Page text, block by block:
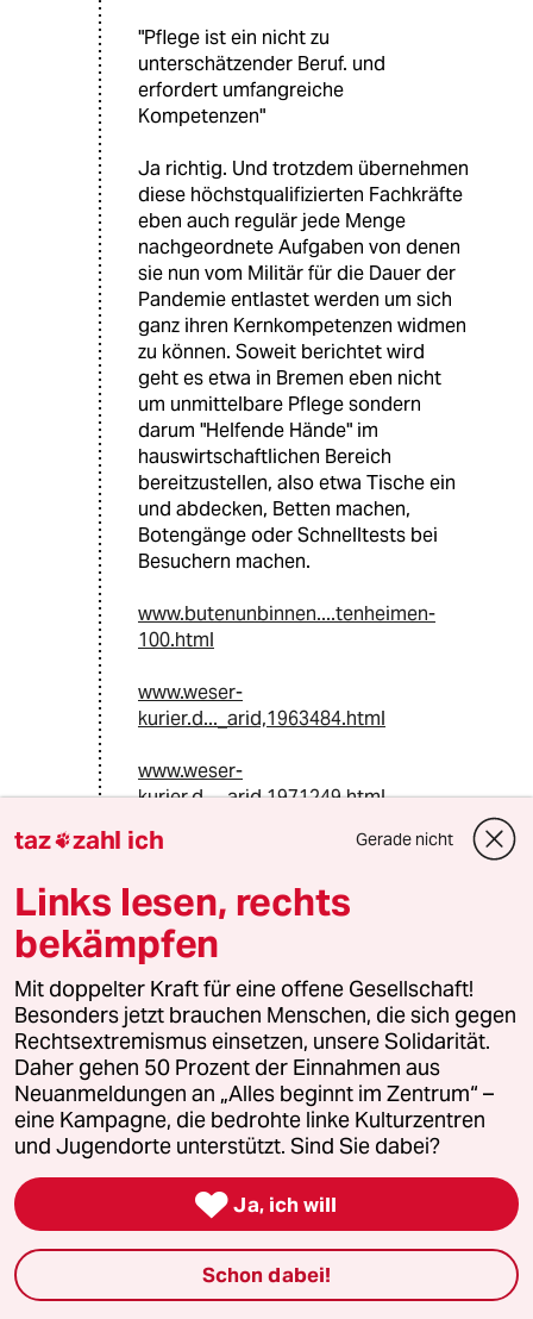
"Pflege ist ein nicht zu
unterschätzender Beruf. und
erfordert umfangreiche
Kompetenzen"
Ja richtig. Und trotzdem übernehmen
diese höchstqualifizierten Fachkräfte
eben auch regulär jede Menge
nachgeordnete Aufgaben von denen
sie nun vom Militär für die Dauer der
Pandemie entlastet werden um sich
ganz ihren Kernkompetenzen widmen
zu können. Soweit berichtet wird
geht es etwa in Bremen eben nicht
um unmittelbare Pflege sondern
darum "Helfende Hände" im
hauswirtschaftlichen Bereich
bereitzustellen, also etwa Tische ein
und abdecken, Betten machen,
Botengänge oder Schnelltests bei
Besuchern machen.
www.butenunbinnen....tenheimen-
100.html
www.weser-
kurier.d..._arid,1963484.html
www.weser-
kurier.d..._arid,1971249.html
1 Wehrplicht in Deutschland
Zwangsdienst ist nie gut, auch nicht für
eine gute Sache
2 Teuer, unökologisch und krankmachend?
Sind Klimaanlagen böse?
3 Krise der Demokratie
AfD-Wählen als Triebabfuhr
taz zahl ich Gerade nicht
Links lesen, rechts
bekämpfen
Mit doppelter Kraft für eine offene Gesellschaft!
Besonders jetzt brauchen Menschen, die sich gegen
Rechtsextremismus einsetzen, unsere Solidarität.
Daher gehen 50 Prozent der Einnahmen aus
Neuanmeldungen an „Alles beginnt im Zentrum“ –
eine Kampagne, die bedrohte linke Kulturzentren
und Jugendorte unterstützt. Sind Sie dabei?
 Ja, ich will
Schon dabei!